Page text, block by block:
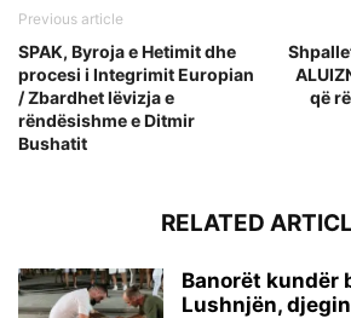
Previous article
SPAK, Byroja e Hetimit dhe
procesi i Integrimit Europian
/ Zbardhet lëvizja e
rëndësishme e Ditmir
Bushatit
që
RELATED
Banorët kundër
Lushnjën,